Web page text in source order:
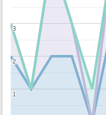
1
1
2
2
3
3